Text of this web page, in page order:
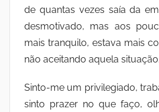
de quantas vezes saía da
desmotivado, mas aos
mais tranquilo, estava mais
não aceitando aquela situação.
Sinto-me um privilegiado,
sinto prazer no que faço,